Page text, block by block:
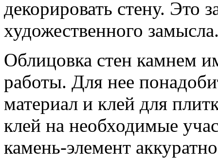
декорировать стену. Это
художественного
Облицовка стен камнем
работы. Для нее
материал и клей для
клей на необходимые
камень-элемент